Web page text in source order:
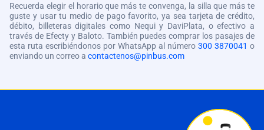
Recuerda elegir el horario que más te convenga, la silla que más te
guste y usar tu medio de pago favorito, ya sea tarjeta de crédito,
débito, billeteras digitales como Nequi y DaviPlata, o efectivo a
través de Efecty y Baloto. También puedes comprar los pasajes de
esta ruta escribiéndonos por WhatsApp al número 300 3870041 o
enviando un correo a contactenos@pinbus.com